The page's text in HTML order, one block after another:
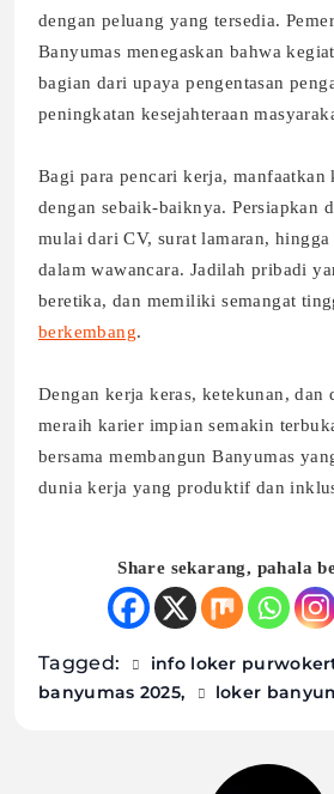
dengan peluang yang tersedia.
Banyumas menegaskan bahwa
bagian dari upaya pengentasan
peningkatan kesejahteraan
Bagi para pencari kerja, manfaatkan
dengan sebaik-baiknya. Persiapkan
mulai dari CV, surat lamaran, hingga
dalam wawancara. Jadilah pribadi
beretika, dan memiliki semangat
berkembang.
Dengan kerja keras, ketekunan, dan
meraih karier impian semakin
bersama membangun Banyumas
dunia kerja yang produktif dan
Share sekarang, pahala
Tagged: info loker
banyumas 2025
loker